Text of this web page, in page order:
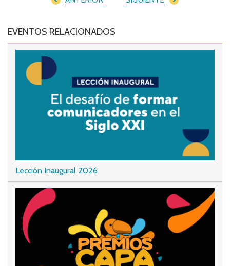
EVENTOS RELACIONADOS
Lección Inaugural 2026